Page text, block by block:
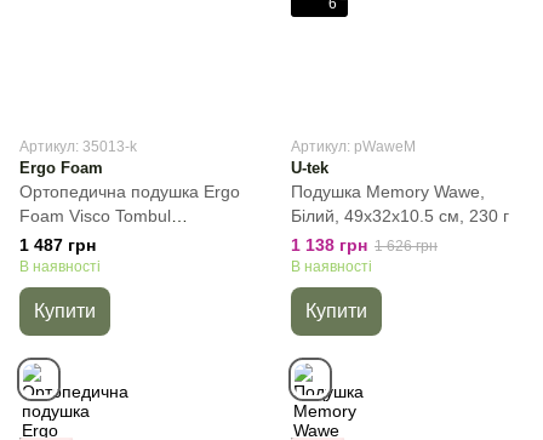
Артикул: 35013-k
Ergo Foam
Ортопедична подушка Ergo
Foam Visco Tombul
59*39*13см, Білий, 59х39х13
см
1 487 грн
В наявності
Купити
Артикул: pWaweM
U-tek
Подушка Memory Wawe,
Білий, 49x32x10.5 см, 230 г
1 138 грн 1 626 грн
В наявності
Купити